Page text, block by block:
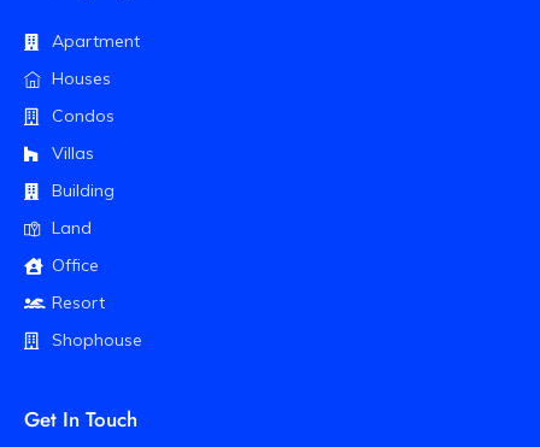
Apartment
Houses
Condos
Villas
Building
Land
Office
Resort
Shophouse
Get In Touch